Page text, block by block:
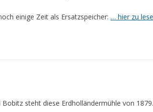
einige Zeit als Ersatzspeicher: … hier zu
steht diese Erdholländermühle von 1879.